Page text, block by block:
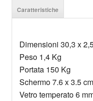
Caratteristiche
Dimensioni 30,3 x
Peso 1,4 Kg
Portata 150 Kg
Schermo 7.6 x 3.5 cm
Vetro temperato 6